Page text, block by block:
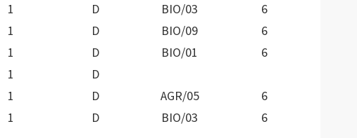
1 D BIO/03
6
1 D BIO/09
6
1 D BIO/01
6
1
D
1 D AGR/05
6
1 D BIO/03 6